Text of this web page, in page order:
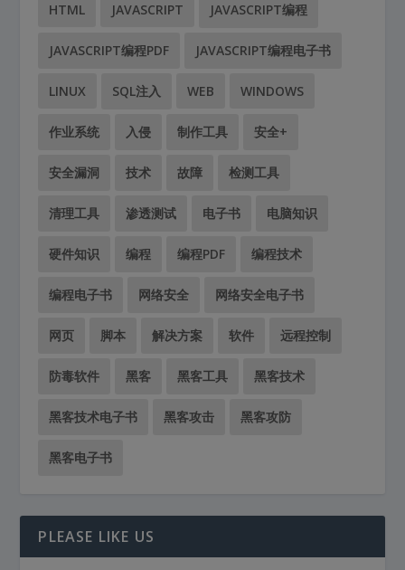
HTML JAVASCRIPT JAVASCRIPT编程
JAVASCRIPT编程PDF JAVASCRIPT编程电子书
LINUX SQL注入 WEB WINDOWS
作业系统 入侵 制作工具 安全+
安全漏洞 技术 故障 检测工具
清理工具 渗透测试 电子书 电脑知识
硬件知识 编程 编程PDF 编程技术
编程电子书 网络安全 网络安全电子书
网页 脚本 解决方案 软件 远程控制
防毒软件 黑客 黑客工具 黑客技术
黑客技术电子书 黑客攻击 黑客攻防
黑客电子书
PLEASE LIKE US